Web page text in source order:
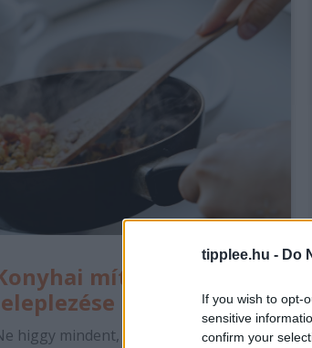
tipplee.hu - Do
If you wish to opt-
sensitive
confirm your
mítoszok
higgy mindent, amit a konyhában